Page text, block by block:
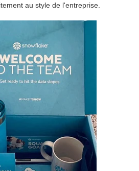
au style de l'entreprise.